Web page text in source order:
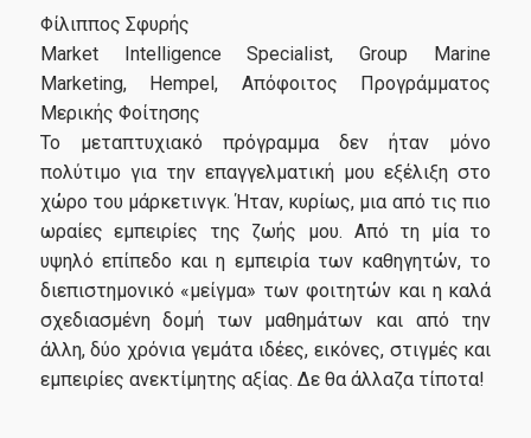
Φίλιππος Σφυρής
Market Intelligence Specialist, Group Marine
Marketing, Hempel, Απόφοιτος Προγράμματος
Μερικής Φοίτησης
Το μεταπτυχιακό πρόγραμμα δεν ήταν μόνο
πολύτιμο για την επαγγελματική μου εξέλιξη στο
χώρο του μάρκετινγκ. Ήταν, κυρίως, μια από τις πιο
ωραίες εμπειρίες της ζωής μου. Από τη μία το
υψηλό επίπεδο και η εμπειρία των καθηγητών, το
διεπιστημονικό «μείγμα» των φοιτητών και η καλά
σχεδιασμένη δομή των μαθημάτων και από την
άλλη, δύο χρόνια γεμάτα ιδέες, εικόνες, στιγμές και
εμπειρίες ανεκτίμητης αξίας. Δε θα άλλαζα τίποτα!